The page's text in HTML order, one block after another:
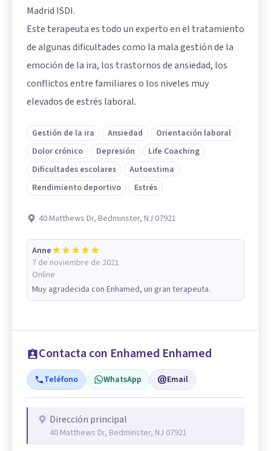
Madrid ISDI.
Este terapeuta es todo un experto en el tratamiento
de algunas dificultades como la mala gestión de la
emoción de la ira, los trastornos de ansiedad, los
conflictos entre familiares o los niveles muy
elevados de estrés laboral.
Gestión de la ira Ansiedad
Orientación laboral
Dolor crónico
Depresión
Life Coaching
Dificultades escolares
Autoestima
Rendimiento deportivo
Estrés
40 Matthews Dr, Bedminster, NJ 07921
Anne
7 de noviembre de 2021
Online
Muy agradecida con Enhamed, un gran terapeuta.
Contacta con Enhamed Enhamed
Teléfono WhatsApp Email
Dirección principal
40 Matthews Dr, Bedminster, NJ 07921